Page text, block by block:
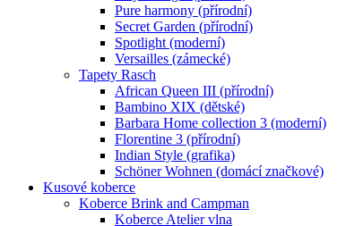
Pure harmony (přírodní)
Secret Garden (přírodní)
Spotlight (moderní)
Versailles (zámecké)
Tapety Rasch
African Queen III (přírodní)
Bambino XIX (dětské)
Barbara Home collection 3 (moderní)
Florentine 3 (přírodní)
Indian Style (grafika)
Schöner Wohnen (domácí značkové)
Kusové koberce
Koberce Brink and Campman
Koberce Atelier vlna